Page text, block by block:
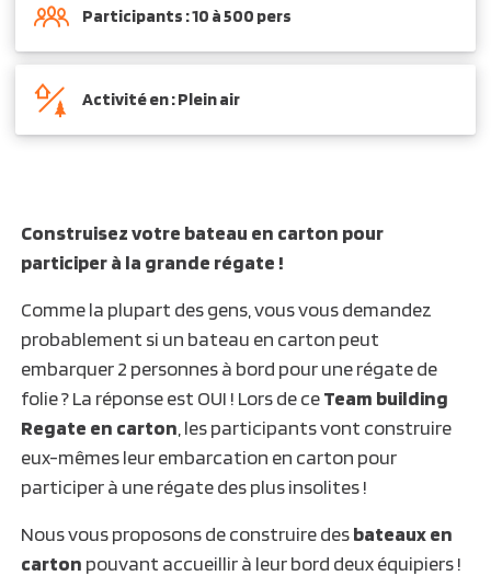
Participants : 10 à 500 pers
Activité en : Plein air
Construisez votre bateau en carton pour
participer à la grande régate !
Comme la plupart des gens, vous vous demandez
probablement si un bateau en carton peut
embarquer 2 personnes à bord pour une régate de
folie ? La réponse est OUI ! Lors de ceTeam building
Regate en carton , les participants vont construire
eux-mêmes leur embarcation en carton pour
participer à une régate des plus insolites !
Nous vous proposons de construire desbateaux en
carton pouvant accueillir à leur bord deux équipiers !